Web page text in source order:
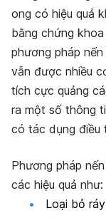
ong có hiệu quả
bằng chứng
phương pháp
vẫn được nhiều
tích cực quảng
ra một số thông
có tác dụng điều
Phương pháp
các hiệu quả như:
Loại bỏ